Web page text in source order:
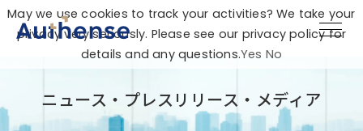
ニュース・プレスリリース・メディア
May we use cookies to track your activities? We take your
privacy very seriously. Please see our privacy policy for
details and any questions.Yes No